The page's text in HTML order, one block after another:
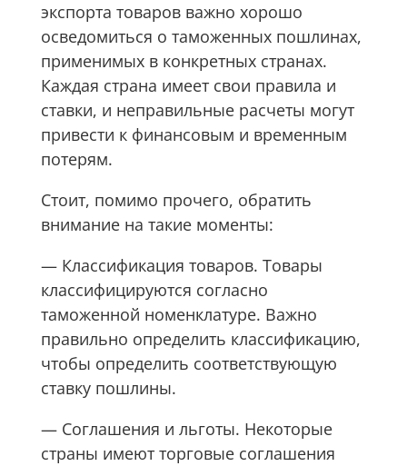
экспорта товаров важно хорошо
осведомиться о таможенных пошлинах,
применимых в конкретных странах.
Каждая страна имеет свои правила и
ставки, и неправильные расчеты могут
привести к финансовым и временным
потерям.
Стоит, помимо прочего, обратить
внимание на такие моменты:
— Классификация товаров. Товары
классифицируются согласно
таможенной номенклатуре. Важно
правильно определить классификацию,
чтобы определить соответствующую
ставку пошлины.
— Соглашения и льготы. Некоторые
страны имеют торговые соглашения